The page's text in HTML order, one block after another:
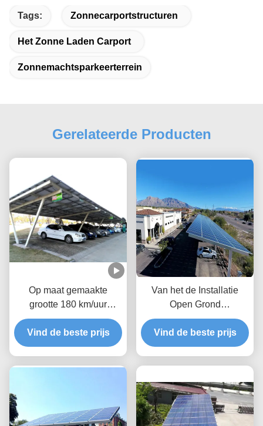
Tags: Zonnecarportstructuren
Het Zonne Laden Carport
Zonnemachtsparkeerterrein
Gerelateerde Producten
Op maat gemaakte
grootte 180 km/uur
windsnelheid PV-paneel
zonne-carport
parkeergarages
Vind de beste prijs
Van het de Installatie
Open Grond
Geanodiseerde
Aluminium van de
gemakconfiguratie PV
Vind de beste prijs